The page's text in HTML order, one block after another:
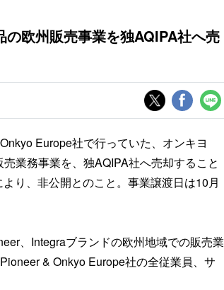
欧州販売事業を独AQIPA社へ売
Europe社で行っていた、オンキヨ
業務事業を、独AQIPA社へ売却すること
り、非公開とのこと。事業譲渡日は10月
、Integraブランドの欧州地域での販売業
& Onkyo Europe社の全従業員、サ